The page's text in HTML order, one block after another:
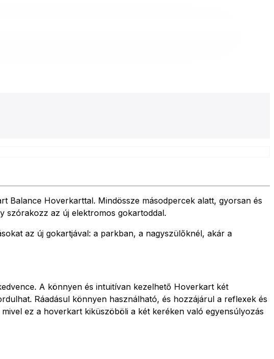
Balance Hoverkarttal. Mindössze másodpercek alatt, gyorsan és
szórakozz az új elektromos gokartoddal.
az új gokartjával: a parkban, a nagyszülőknél, akár a
A könnyen és intuitívan kezelhető Hoverkart két
Ráadásul könnyen használható, és hozzájárul a reflexek és
ez a hoverkart kiküszöböli a két keréken való egyensúlyozás